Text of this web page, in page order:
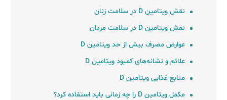
ﻧﻘﺶ ویتامین D در ﺳﻼﻣﺖ زﻧﺎن
ﻧﻘﺶ ویتامین D در ﺳﻼﻣﺖ مردان
ﻋﻮارض ﻣﺼﺮف ﺑﯿﺶ از ﺣﺪ ویتامین D
ﻋﻼﺋﻢ و ﻧﺸﺎﻧﻪﻫﺎی کمبود ویتامین D
ﻣﻨﺎﺑﻊ ﻏﺬایی ویتامین D
مکمل ویتامین D را چه زمانی ﺑﺎﯾﺪ اﺳﺘﻔﺎده کرد؟